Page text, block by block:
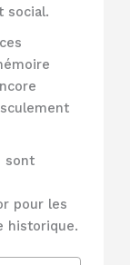
social.
sont
pour les
historique.